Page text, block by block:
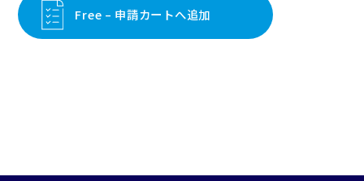
Free – 申請カートへ追加